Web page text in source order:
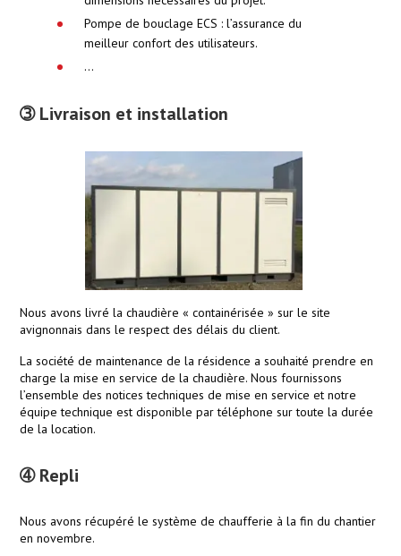
Pompe de bouclage ECS : l’assurance du
meilleur confort des utilisateurs.
…
➂ Livraison et installation
Nous avons livré la chaudière « containérisée » sur le site
avignonnais dans le respect des délais du client.
La société de maintenance de la résidence a souhaité prendre en
charge la mise en service de la chaudière. Nous fournissons
l’ensemble des notices techniques de mise en service et notre
équipe technique est disponible par téléphone sur toute la durée
de la location.
➃ Repli
Nous avons récupéré le système de chaufferie à la fin du chantier
en novembre.